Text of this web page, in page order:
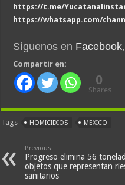
https://t.me/
https://whatsapp.com/
Síguenos en Facebook
Compartir en:
0
Shares
Tags HOMICIDIOS MEXICO
Previous
Progreso elimina 56
objetos que representan
sanitarios